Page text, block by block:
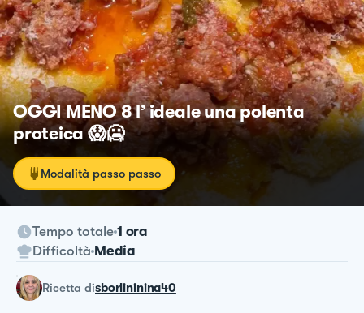
OGGI MENO 8 l’ ideale una polenta
proteica 😱🥶
Modalità passo passo
Tempo totale 1 ora
Difficoltà Media
ricetta disborlininina40